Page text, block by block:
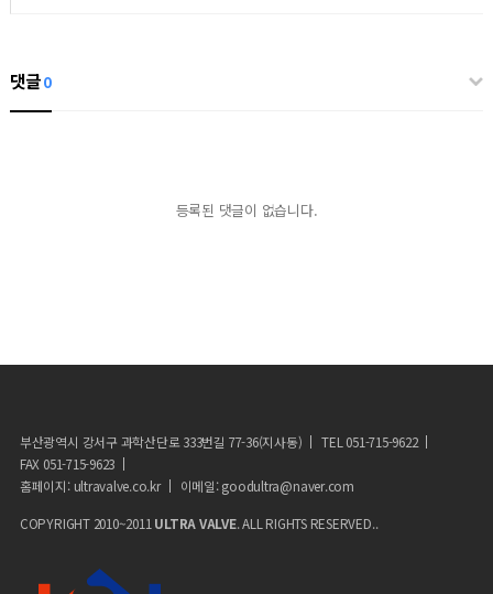
댓글0
등록된 댓글이 없습니다.
부산광역시 강서구 과학산단로 333번길 77-36(지사동)
TEL 051-715-9622
FAX 051-715-9623
홈페이지: ultravalve.co.kr
이메일: goodultra@naver.com
COPYRIGHT 2010~2011 ULTRA VALVE. ALL RIGHTS RESERVED..